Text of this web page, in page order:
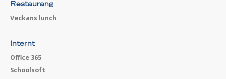
Restaurang
Veckans lunch
Internt
Office 365
Schoolsoft